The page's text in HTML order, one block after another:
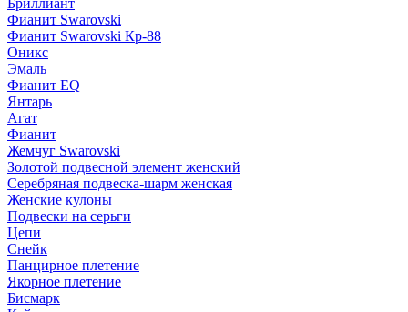
Бриллиант
Фианит Swarovski
Фианит Swarovski Кр-88
Оникс
Эмаль
Фианит EQ
Янтарь
Агат
Фианит
Жемчуг Swarovski
Золотой подвесной элемент женcкий
Серебряная подвеска-шарм женская
Женские кулоны
Подвески на серьги
Цепи
Снейк
Панцирное плетение
Якорное плетение
Бисмарк